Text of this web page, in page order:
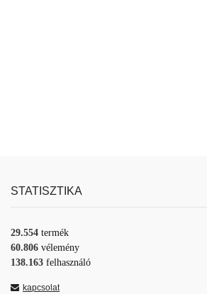
STATISZTIKA
29.554 termék
60.806 vélemény
138.163 felhasználó
kapcsolat